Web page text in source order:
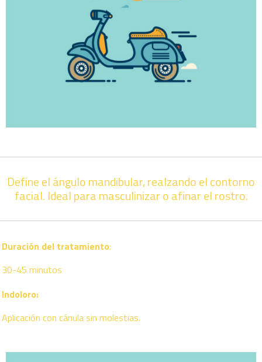
Define el ángulo mandibular, realzando el contorno
facial. Ideal para masculinizar o afinar el rostro.
Duración del tratamiento:
30-45 minutos
Indoloro:
Aplicación con cánula sin molestias.